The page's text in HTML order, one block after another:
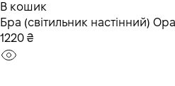
В кошик
Бра (світильник настінний)
1220 ₴